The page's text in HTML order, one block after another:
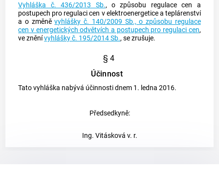
Vyhláška č. 436/2013 Sb., o způsobu regulace cen a
postupech pro regulaci cen v elektroenergetice a teplárenství
a o změněvyhlášky č. 140/2009 Sb., o způsobu regulace
cen v energetických odvětvích a postupech pro regulaci cen,
ve zněnívyhlášky č. 195/2014 Sb., se zrušuje.
§ 4
Účinnost
Tato vyhláška nabývá účinnosti dnem 1. ledna 2016.
Předsedkyně:
Ing. Vitásková v. r.